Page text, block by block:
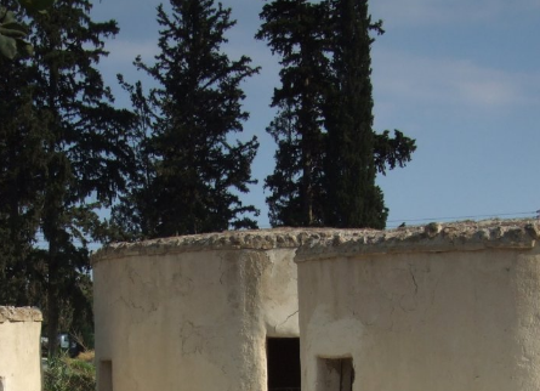
Kreta La Palma Lanzarote
Malta Minorka Rodos
Schwarzwald Tatry Tatry Wysokie
Telemark Val di Sole Vallée du Rhône
Wszystkie dectynacje →